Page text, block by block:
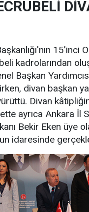
15’inci
kadrolarından
Başkan
divan başkan
Divan
ayrıca Ankara İl
Bekir Eken üye
idaresinde